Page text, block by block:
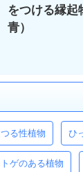
をつける縁起
青）
つる性植物 ひ
トゲのある植物